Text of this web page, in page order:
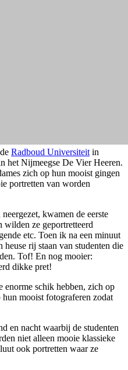
Radboud Universiteit in
het Nijmeegse De Vier Heeren.
zich op hun mooist gingen
portretten van worden
kwamen de eerste
wilden ze geportretteerd
etc. Toen ik na een minuut
rij staan van studenten die
Tof! En nog mooier:
dikke pret!
enorme schik hebben, zich op
mooist fotograferen zodat
en nacht waarbij de studenten
niet alleen mooie klassieke
ook portretten waar ze